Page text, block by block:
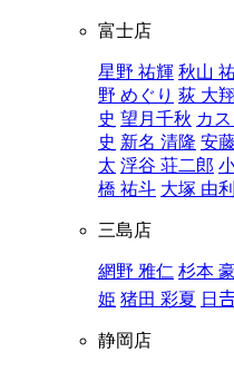
富士店
星野 祐輝 秋山
野 めぐり 荻 大翔
史 望月千秋 カ
史 新名 清隆 安
太 浮谷 荘二郎
橋 祐斗 大塚 由
三島店
網野 雅仁 杉本
姫 猪田 彩夏 日
静岡店